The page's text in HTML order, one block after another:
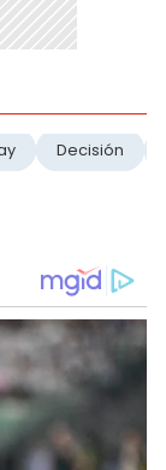
Decisión